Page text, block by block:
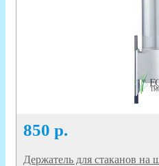
850 р.
Держатель для стаканов на